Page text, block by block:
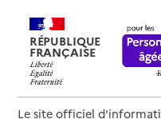
RÉPUBLIQUE
FRANÇAISE
Le site officiel